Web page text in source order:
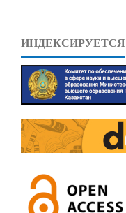
ИНДЕКСИРУЕТСЯ